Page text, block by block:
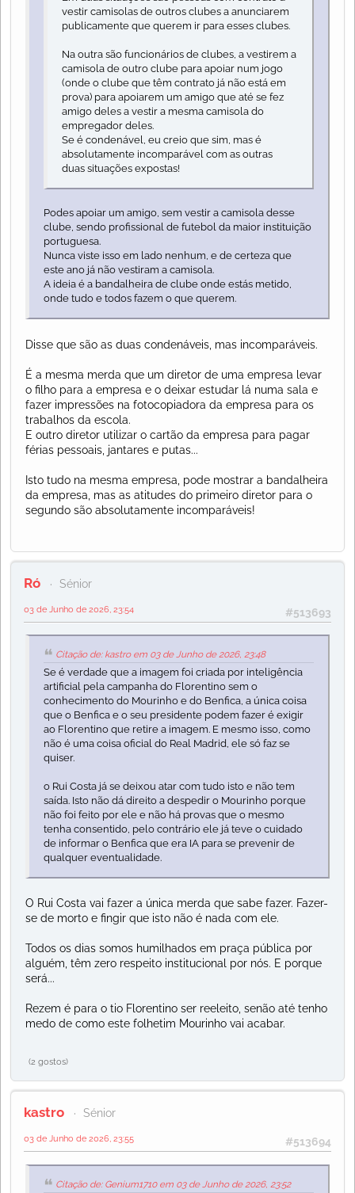
vestir camisolas de outros clubes a anunciarem
publicamente que querem ir para esses clubes.
Na outra são funcionários de clubes, a vestirem a
camisola de outro clube para apoiar num jogo
(onde o clube que têm contrato já não está em
prova) para apoiarem um amigo que até se fez
amigo deles a vestir a mesma camisola do
empregador deles.
Se é condenável, eu creio que sim, mas é
absolutamente incomparável com as outras
duas situações expostas!
Podes apoiar um amigo, sem vestir a camisola desse
clube, sendo profissional de futebol da maior instituição
portuguesa.
Nunca viste isso em lado nenhum, e de certeza que
este ano já não vestiram a camisola.
A ideia é a bandalheira de clube onde estás metido,
onde tudo e todos fazem o que querem.
Disse que são as duas condenáveis, mas incomparáveis.
É a mesma merda que um diretor de uma empresa levar
o filho para a empresa e o deixar estudar lá numa sala e
fazer impressões na fotocopiadora da empresa para os
trabalhos da escola.
E outro diretor utilizar o cartão da empresa para pagar
férias pessoais, jantares e putas...
Isto tudo na mesma empresa, pode mostrar a bandalheira
da empresa, mas as atitudes do primeiro diretor para o
segundo são absolutamente incomparáveis!
Ró Sénior
#513693
03 de Junho de 2026, 23:54
Citação de: kastro em 03 de Junho de 2026, 23:48
Se é verdade que a imagem foi criada por inteligência
artificial pela campanha do Florentino sem o
conhecimento do Mourinho e do Benfica, a única coisa
que o Benfica e o seu presidente podem fazer é exigir
ao Florentino que retire a imagem. E mesmo isso, como
não é uma coisa oficial do Real Madrid, ele só faz se
quiser.
o Rui Costa já se deixou atar com tudo isto e não tem
saída. Isto não dá direito a despedir o Mourinho porque
não foi feito por ele e não há provas que o mesmo
tenha consentido, pelo contrário ele já teve o cuidado
de informar o Benfica que era IA para se prevenir de
qualquer eventualidade.
O Rui Costa vai fazer a única merda que sabe fazer. Fazer-
se de morto e fingir que isto não é nada com ele.
Todos os dias somos humilhados em praça pública por
alguém, têm zero respeito institucional por nós. E porque
será...
Rezem é para o tio Florentino ser reeleito, senão até tenho
medo de como este folhetim Mourinho vai acabar.
(2 gostos)
kastro Sénior
#513694
03 de Junho de 2026, 23:55
Citação de: Genium1710 em 03 de Junho de 2026, 23:52